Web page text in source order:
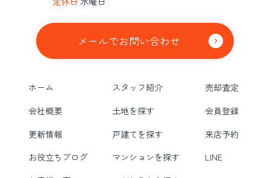
メールでお問い合わせ
ホーム スタッフ紹介
売却査定
会社概要
土地を探す
会員登録
更新情報
戸建てを探す
来店予約
お役立ちブログ
マンションを探す
LINE